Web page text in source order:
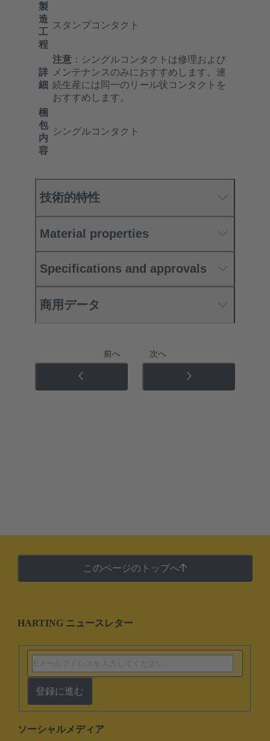
製
造
工
程
スタンプコンタクト
詳
細
注意 ：シングルコンタクトは修理および
メンテナンスのみにおすすめします。連
続生産には同一のリール状コンタクトを
おすすめします。
梱
包
内
容
シングルコンタクト
技術的特性
Material properties
Specifications and approvals
商用データ
前へ 次へ
このページのトップへ
HARTING ニュースレター
登録に進む
ソーシャルメディア